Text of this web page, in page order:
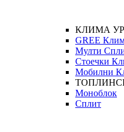
КЛИМА
GREE
Мулти
Стоечки
Мобилни
Моноблок
Сплит